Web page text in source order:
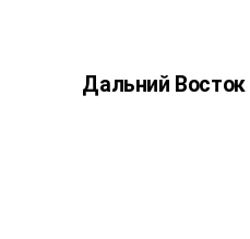
Дальний Восток